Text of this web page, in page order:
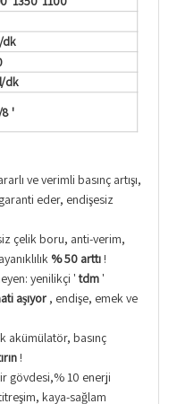
dk
dk
'
ve verimli basınç artışı,
eder, endişesiz
çelik boru, anti-verim,
% 50 arttı !
yenilikçi 'tdm '
aşıyor , endişe, emek ve
akümülatör, basınç
!
gövdesi,% 10 enerji
kaya-sağlam